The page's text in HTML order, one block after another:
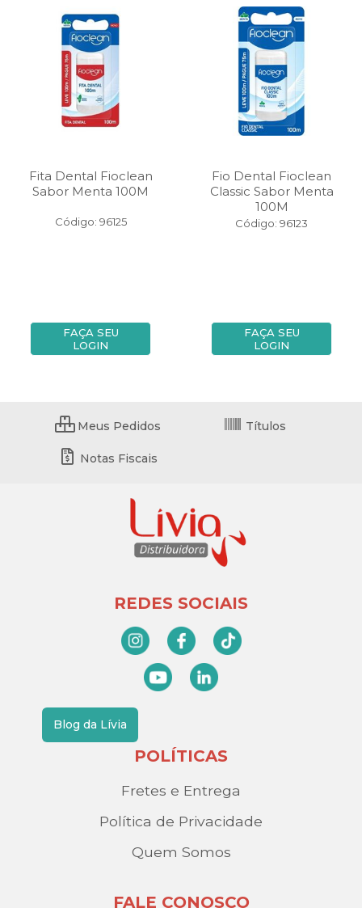
Fita Dental Fioclean
Sabor Menta 100M
Código: 96125
FAÇA SEU
LOGIN
Fio Dental Fioclean
Classic Sabor Menta
100M
Código: 96123
FAÇA SEU
LOGIN
Meus Pedidos Títulos
Notas Fiscais
REDES SOCIAIS
Blog da Lívia
POLÍTICAS
Fretes e Entrega
Política de Privacidade
Quem Somos
FALE CONOSCO